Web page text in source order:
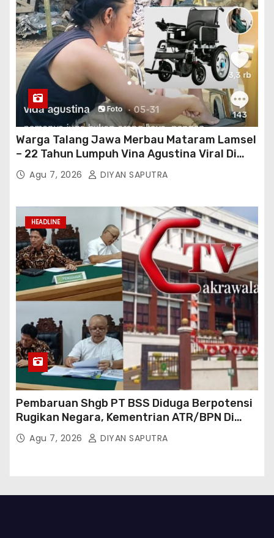
Warga Talang Jawa Merbau Mataram Lamsel
– 22 Tahun Lumpuh Vina Agustina Viral Di
Tiktok Inginkan Kursi Roda Listrik, Kepala
Perwakilan Provinsi Lampung Media
Bertindak
Agu 7, 2026 DIYAN SAPUTRA
HEADLINE
Pembaruan Shgb PT BSS Diduga Berpotensi
Rugikan Negara, Kementrian ATR/BPN Di
Gugat Di PTUN Jakarta
Agu 7, 2026 DIYAN SAPUTRA